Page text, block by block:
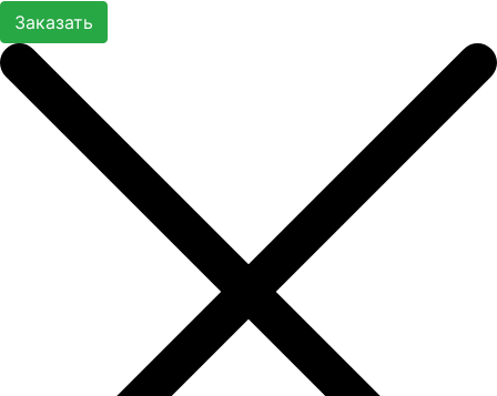
Заказать